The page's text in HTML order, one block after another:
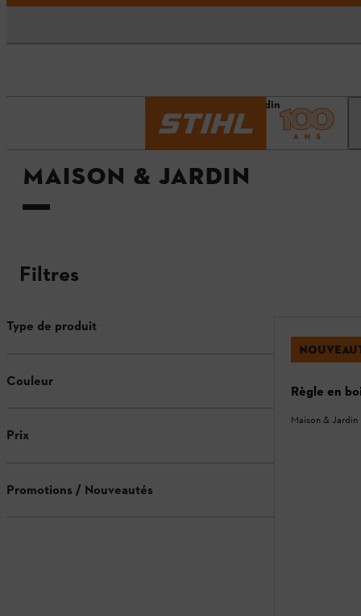
Maison & Jardin
MAISON & JARDIN
Filtres
Type de produit
Couleur
Prix
Promotions / Nouveautés
Règle en
Maison & Jardin